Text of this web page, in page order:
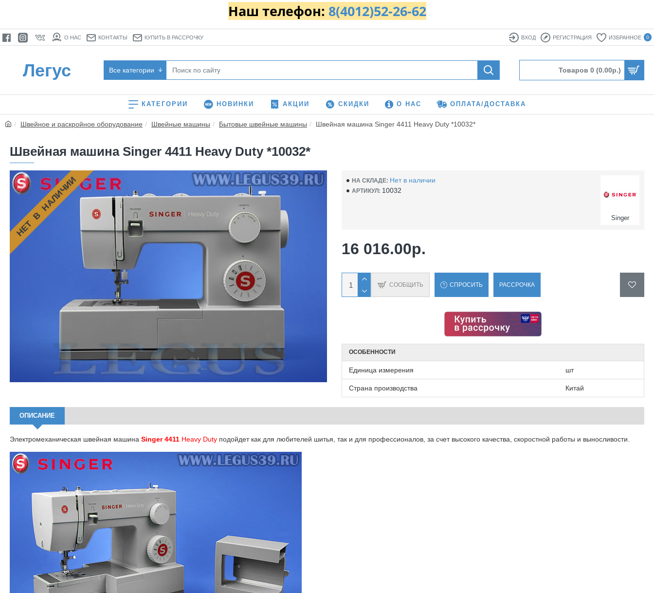
Наш телефон: 8(4012)52-26-62
О НАС КОНТАКТЫ КУПИТЬ В РАССРОЧКУ ВХОД РЕГИСТРАЦИЯ ИЗБРАННОЕ 0
Легус Все категории Товаров 0 (0.00р.)
КАТЕГОРИИ НОВИНКИ АКЦИИ СКИДКИ О НАС ОПЛАТА/ДОСТАВКА
Швейное и раскройное оборудование Швейные машины Бытовые швейные машины Швейная машина Singer 4411 Heavy Duty *10032*
Швейная машина Singer 4411 Heavy Duty *10032*
НЕТ В НАЛИЧИИ НА СКЛАДЕ: Нет в наличии
АРТИКУЛ: 10032
Singer
16 016.00р.
СООБЩИТЬ СПРОСИТЬ РАССРОЧКА
ОСОБЕННОСТИ
Единица измерения шт
Страна производства Китай
ОПИСАНИЕ
Электромеханическая швейная машина Singer 4411 Heavy Duty подойдет как для любителей шитья, так и для профессионалов, за счет высокого качества, скоростной работы и выносливости.